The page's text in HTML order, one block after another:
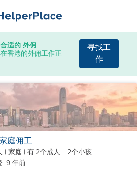
适的 外佣.
香港的外佣工作正
寻找工
作
庭佣工
| 家庭 | 有 2个成人 + 2个小孩
: 9 年前